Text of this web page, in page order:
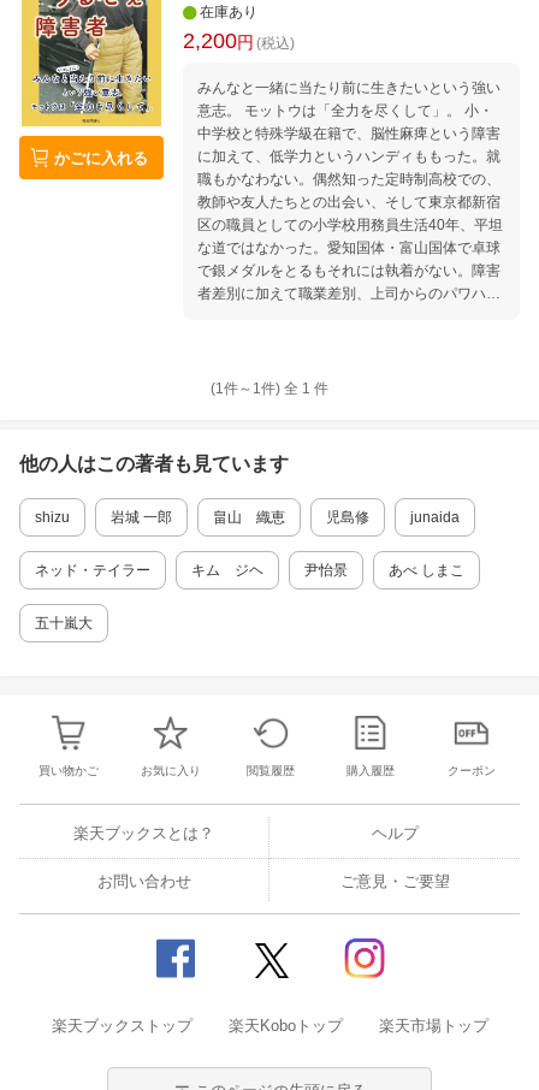
かごに入れる
在庫あり
2,200円 (税込)
みんなと一緒に当たり前に生きたいという強い
意志。 モットウは「全力を尽くして」。 小・
中学校と特殊学級在籍で、脳性麻痺という障害
に加えて、低学力というハンディももった。就
職もかなわない。偶然知った定時制高校での、
教師や友人たちとの出会い、そして東京都新宿
区の職員としての小学校用務員生活40年、平坦
な道ではなかった。愛知国体・富山国体で卓球
で銀メダルをとるもそれには執着がない。障害
者差別に加えて職業差別、上司からのパワハラ
あった！ 第2章 いろいろな体験、そしてさま
章 教師をめざす 第6章 用務員としてのモチ
ベーション 第7章 私の結婚そして子どもたち
(1件～ 1件) 全 1 件
他の人はこの著者も見ています
shizu 岩城 一郎 畠山 織恵 児島修 junaida
ネッド・テイラー キム ジヘ 尹怡景 あべ しまこ
五十嵐大
買い物かご お気に入り 閲覧履歴 購入履歴 クーポン
楽天ブックスとは？ ヘルプ
お問い合わせ ご意見・ご要望
楽天ブックストップ 楽天Koboトップ 楽天市場トップ